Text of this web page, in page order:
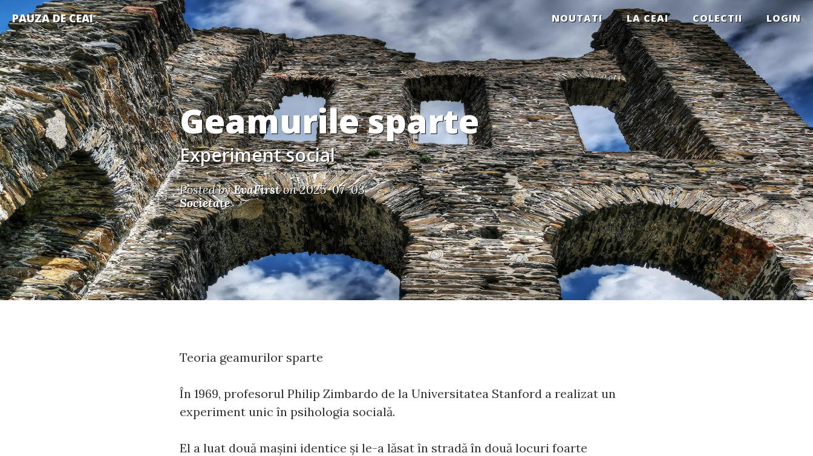
PAUZA DE CEAI NOUTATI LA CEAI COLECTII LOGIN
Geamurile sparte
Experiment social
Posted byEvaFirston 2025-07-03
Societate
Teoria geamurilor sparte
În 1969, profesorul Philip Zimbardo de la Universitatea Stanford a realizat un
experiment unic în psihologia socială.
El a luat două mașini identice și le-a lăsat în stradă în două locuri foarte